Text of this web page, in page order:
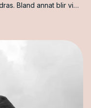
Bland annat blir vi
Unicef in hela 70